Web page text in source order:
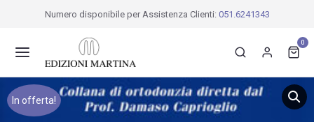
Numero disponibile per Assistenza Clienti: 051.6241343
0
In offerta!